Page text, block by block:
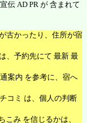
伝 AD PR が 含まれて
古かったり、住所が宿
、予約先にて 最新 最
案内 を参考に、宿へ
コミ は、個人の判断
こみ を信じるかは、